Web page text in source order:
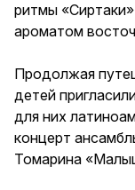
ритмы
ароматом
Продолжая
детей
для них
концерт
Томарина